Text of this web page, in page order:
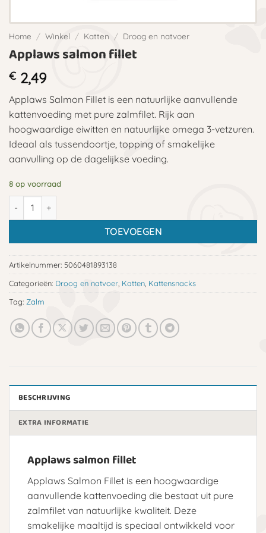
Home / Winkel / Katten / Droog en natvoer
Applaws salmon fillet
€2,49
Applaws Salmon Fillet is een natuurlijke aanvullende
kattenvoeding met pure zalmfilet. Rijk aan
hoogwaardige eiwitten en natuurlijke omega 3-vetzuren.
Ideaal als tussendoortje, topping of smakelijke
aanvulling op de dagelijkse voeding.
8 op voorraad
Applaws salmon fillet aantal
TOEVOEGEN
Artikelnummer: 5060481893138
Categorieën: Droog en natvoer, Katten, Kattensnacks
Tag: Zalm
BESCHRIJVING
EXTRA INFORMATIE
Applaws salmon fillet
Applaws Salmon Fillet is een hoogwaardige
aanvullende kattenvoeding die bestaat uit pure
zalmfilet van natuurlijke kwaliteit. Deze
smakelijke maaltijd is speciaal ontwikkeld voor